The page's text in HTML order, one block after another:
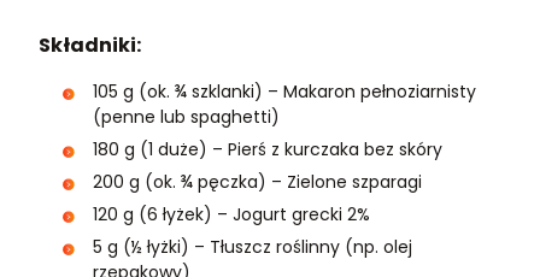
Składniki:
105 g (ok. ¾ szklanki) – Makaron pełnoziarnisty
(penne lub spaghetti)
180 g (1 duże) – Pierś z kurczaka bez skóry
200 g (ok. ¾ pęczka) – Zielone szparagi
120 g (6 łyżek) – Jogurt grecki 2%
5 g (½ łyżki) – Tłuszcz roślinny (np. olej